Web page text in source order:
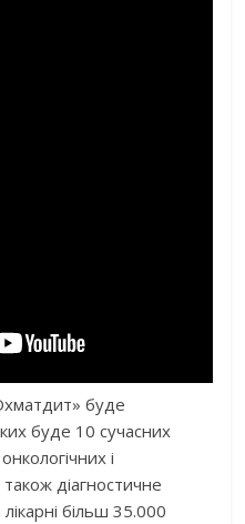
буде
буде 10 сучасних
і
також діагностичне
більш 35.000